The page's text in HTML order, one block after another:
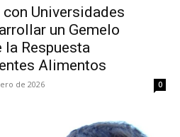
Universidades
un Gemelo
la Respuesta
Alimentos
de 2026 0